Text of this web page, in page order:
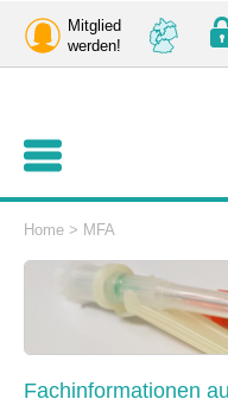
Mitglied
werden!
Home > MFA
Fachinformationen